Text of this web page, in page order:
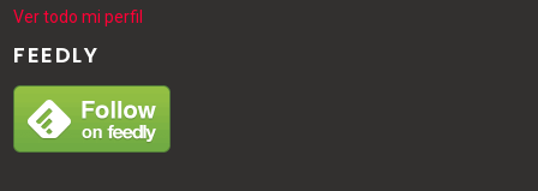
Ver todo mi perfil
FEEDLY